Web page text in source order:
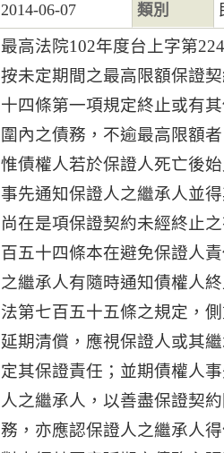
2014-06-07 類別
最高法院102年度台上字第
按未定期間之最高限額保證
十四條第一項規定終止或有
圍內之債務，不逾最高限額
惟債權人若於保證人死亡後
事先通知保證人之繼承人並
尚在是項保證契約未經終止
百五十四條本在避免保證人
之繼承人有隨時通知債權人
法第七百五十五條之規定，
延期清償，應視保證人或其
定其保證責任；並期債權人
人之繼承人，以善盡保證契
務，亦應認保證人之繼承人